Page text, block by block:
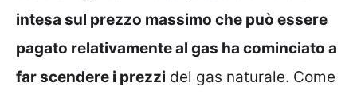
intesa sul prezzo massimo che può essere
pagato relativamente al gas ha cominciato a
far scendere i prezzi del gas naturale. Come